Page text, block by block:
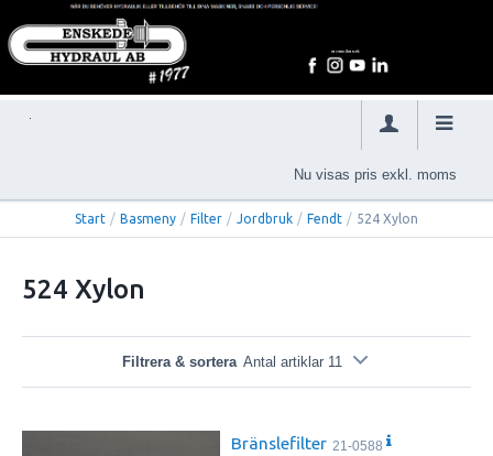
Nu visas pris exkl. moms
Start / Basmeny / Filter / Jordbruk / Fendt / 524 Xylon
524 Xylon
Filtrera & sortera Antal artiklar 11
Bränslefilter 21-0588